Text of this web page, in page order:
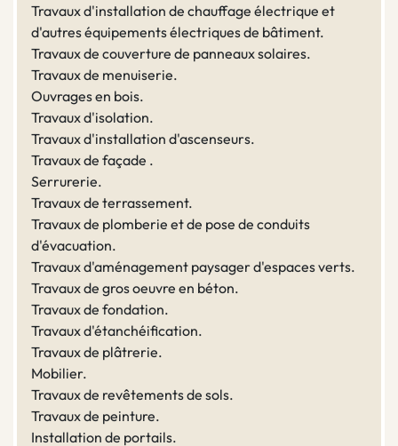
Travaux d'installation de chauffage électrique et
d'autres équipements électriques de bâtiment.
Travaux de couverture de panneaux solaires.
Travaux de menuiserie.
Ouvrages en bois.
Travaux d'isolation.
Travaux d'installation d'ascenseurs.
Travaux de façade .
Serrurerie.
Travaux de terrassement.
Travaux de plomberie et de pose de conduits
d'évacuation.
Travaux d'aménagement paysager d'espaces verts.
Travaux de gros oeuvre en béton.
Travaux de fondation.
Travaux d'étanchéification.
Travaux de plâtrerie.
Mobilier.
Travaux de revêtements de sols.
Travaux de peinture.
Installation de portails.